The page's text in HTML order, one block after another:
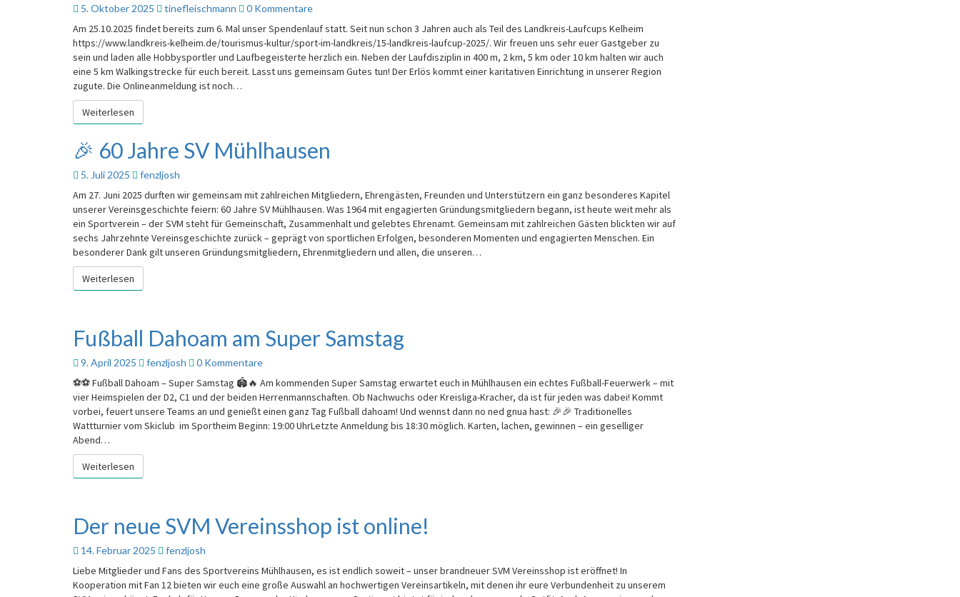
Spendenlauf
5. Oktober 2025 tinefleischmann Kommentare
0 Kommentare
Am 25.10.2025 findet bereits zum 6. Mal unser Spendenlauf statt. Seit nun schon 3 Jahren auch als Teil des Landkreis-Laufcups Kelheim
https://www.landkreis-kelheim.de/tourismus-kultur/sport-im-landkreis/15-landkreis-laufcup-2025/. Wir freuen uns sehr euer Gastgeber zu
sein und laden alle Hobbysportler und Laufbegeisterte herzlich ein. Neben der Laufdisziplin in 400 m, 2 km, 5 km oder 10 km halten wir auch
eine 5 km Walkingstrecke für euch bereit. Lasst uns gemeinsam Gutes tun! Der Erlös kommt einer karitativen Einrichtung in unserer Region
zugute. Die Onlineanmeldung ist noch…
Weiterlesen
🎉
60
Jahre
Mühlhausen
🎉 60 Jahre SV Mühlhausen
5. Juli 2025 fenzljosh
Am 27. Juni 2025 durften wir gemeinsam mit zahlreichen Mitgliedern, Ehrengästen, Freunden und Unterstützern ein ganz besonderes Kapitel
unserer Vereinsgeschichte feiern: 60 Jahre SV Mühlhausen. Was 1964 mit engagierten Gründungsmitgliedern begann, ist heute weit mehr als
ein Sportverein – der SVM steht für Gemeinschaft, Zusammenhalt und gelebtes Ehrenamt. Gemeinsam mit zahlreichen Gästen blickten wir auf
sechs Jahrzehnte Vereinsgeschichte zurück – geprägt von sportlichen Erfolgen, besonderen Momenten und engagierten Menschen. Ein
besonderer Dank gilt unseren Gründungsmitgliedern, Ehrenmitgliedern und allen, die unseren…
Weiterlesen
Fußball
Dahoam
am
Super
Samstag
Fußball Dahoam am Super Samstag
9. April 2025 fenzljosh Kommentare
0 Kommentare
⚽⚽ Fußball Dahoam – Super Samstag 🏟️🔥 Am kommenden Super Samstag erwartet euch in Mühlhausen ein echtes Fußball-Feuerwerk – mit
vier Heimspielen der D2, C1 und der beiden Herrenmannschaften. Ob Nachwuchs oder Kreisliga-Kracher, da ist für jeden was dabei! Kommt
vorbei, feuert unsere Teams an und genießt einen ganz Tag Fußball dahoam! Und wennst dann no ned gnua hast: 🎉🎉 Traditionelles
Wattturnier vom Skiclub im Sportheim Beginn: 19:00 UhrLetzte Anmeldung bis 18:30 möglich. Karten, lachen, gewinnen – ein geselliger
Abend…
Weiterlesen
Der
neue
SVM
ist
online!
Der neue SVM Vereinsshop ist online!
14. Februar 2025 fenzljosh
Liebe Mitglieder und Fans des Sportvereins Mühlhausen, es ist endlich soweit – unser brandneuer SVM Vereinsshop ist eröffnet! In
Kooperation mit Fan 12 bieten wir euch eine große Auswahl an hochwertigen Vereinsartikeln, mit denen ihr eure Verbundenheit zu unserem